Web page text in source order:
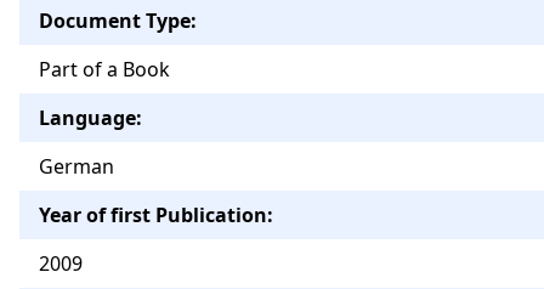
Document Type:
Part of a Book
Language:
German
Year of first Publication:
2009